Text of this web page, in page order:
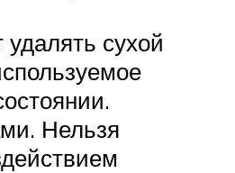
сухой
Нельзя